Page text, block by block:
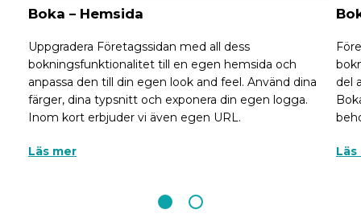
Boka – Hemsida
Uppgradera Företagssidan med all dess
bokningsfunktionalitet till en egen hemsida och
anpassa den till din egen look and feel. Använd dina
färger, dina typsnitt och exponera din egen logga.
Inom kort erbjuder vi även egen URL.
Läs mer
del
Läs